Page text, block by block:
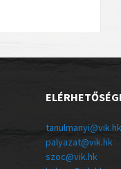
tanulmanyi@vik.hk
palyazat@vik.hk
szoc@vik.hk